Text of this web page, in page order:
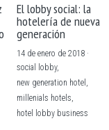
El lobby social: la
hotelería de nueva
generación
14 de enero de 2018·
social lobby,
new generation hotel,
millenials hotels,
hotel lobby business